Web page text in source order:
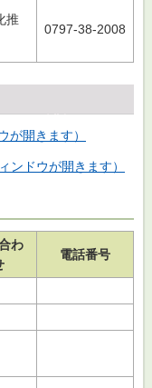
推
0797-38-2008
が開きます）
ンドウが開きます）
わ
電話番号